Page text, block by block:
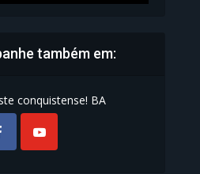
também em:
conquistense! BA